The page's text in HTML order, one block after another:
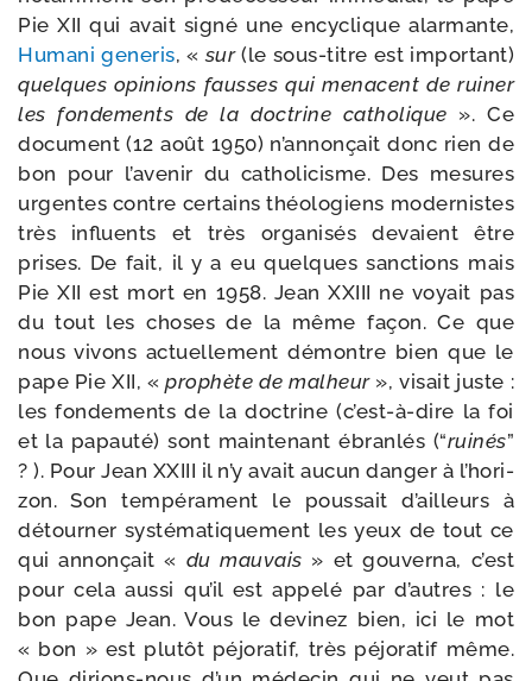
Pie XII qui avait signé une ency­clique alar­mante,
Humani gene­ris, «sur(le sous-​titre est impor­tant)
quelques opi­nions fausses qui menacent de rui­ner
les fon­de­ments de la doc­trine catho­lique ». Ce
docu­ment (12 août 1950) n’an­non­çait donc rien de
bon pour l’a­ve­nir du catho­li­cisme. Des mesures
urgentes contre cer­tains théo­lo­giens moder­nistes
très influents et très orga­ni­sés devaient être
prises. De fait, il y a eu quelques sanc­tions mais
Pie XII est mort en 1958. Jean XXIII ne voyait pas
du tout les choses de la même façon. Ce que
nous vivons actuel­le­ment démontre bien que le
pape Pie XII, «pro­phète de mal­heur», visait juste :
les fon­de­ments de la doc­trine (c’est-​à-​dire la foi
et la papau­té) sont main­te­nant ébran­lés (“rui­nés”
? ). Pour Jean XXIII il n’y avait aucun dan­ger à l’ho­ri­
zon. Son tem­pé­ra­ment le pous­sait d’ailleurs à
détour­ner sys­té­ma­ti­que­ment les yeux de tout ce
qui annon­çait « du mau­vais » et gou­ver­na, c’est
pour cela aus­si qu’il est appe­lé par d’autres : le
bon pape Jean. Vous le devi­nez bien, ici le mot
« bon » est plu­tôt péjo­ra­tif, très péjo­ra­tif même.